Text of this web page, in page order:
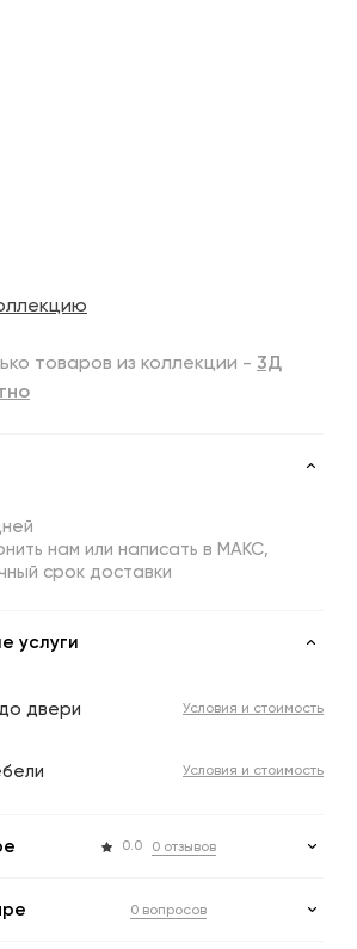
товаров из коллекции - 3Д
нам или написать в МАКС,
срок доставки
услуги
двери Условия и стоимость
Условия и стоимость
0.0 0 отзывов
0 вопросов